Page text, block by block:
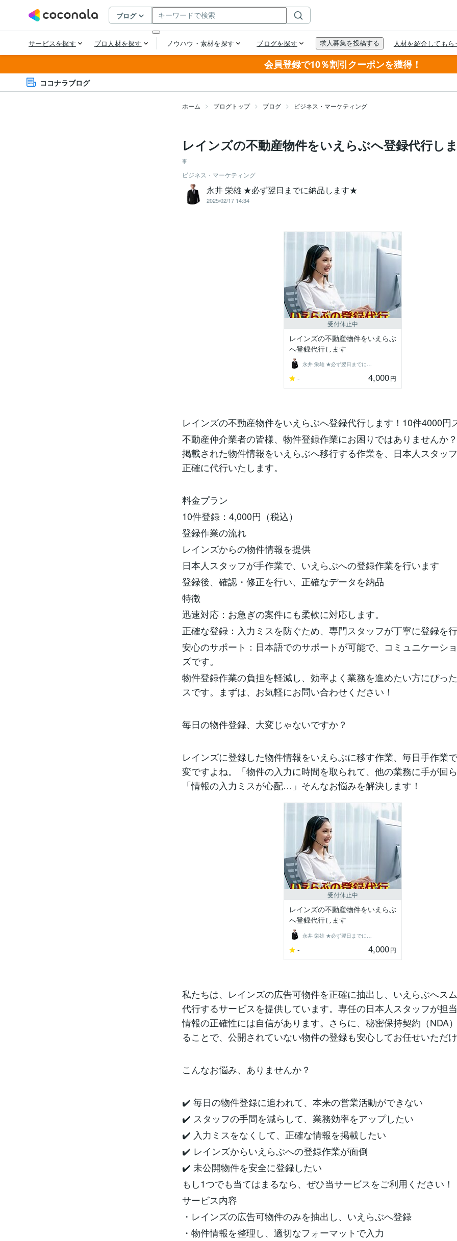
会員登録で10％割引クーポンを獲得！
ココナラブログ
ホーム ブログトップ ブログ ビジネス・マーケティング
レインズの不動産物件をいえらぶへ登録代行し
事
ビジネス・マーケティング
永井 栄雄 ★必ず翌日までに納品します★
2025/02/17 14:34
受付休止中
レインズの不動産物件をいえらぶ
へ登録代行します
永井 栄雄 ★必ず翌日までに納品します★
- 4,000円
レインズの不動産物件をいえらぶへ登録代行します！10件4000円
不動産仲介業者の皆様、物件登録作業にお困りではありませんか
掲載された物件情報をいえらぶへ移行する作業を、日本人スタッ
正確に代行いたします。
料金プラン
10件登録：4,000円（税込）
登録作業の流れ
レインズからの物件情報を提供
日本人スタッフが手作業で、いえらぶへの登録作業を行います
登録後、確認・修正を行い、正確なデータを納品
特徴
迅速対応：お急ぎの案件にも柔軟に対応します。
正確な登録：入力ミスを防ぐため、専門スタッフが丁寧に登録を行
安心のサポート：日本語でのサポートが可能で、コミュニケーシ
ズです。
物件登録作業の負担を軽減し、効率よく業務を進めたい方にぴっ
スです。まずは、お気軽にお問い合わせください！
毎日の物件登録、大変じゃないですか？
レインズに登録した物件情報をいえらぶに移す作業、毎日手作業
変ですよね。「物件の入力に時間を取られて、他の業務に手が回
「情報の入力ミスが心配…」そんなお悩みを解決します！
受付休止中
レインズの不動産物件をいえらぶ
へ登録代行します
- 4,000円
私たちは、レインズの広告可物件を正確に抽出し、いえらぶへス
代行するサービスを提供しています。専任の日本人スタッフが担当
情報の正確性には自信があります。さらに、秘密保持契約（NDA
ることで、公開されていない物件の登録も安心してお任せいただけ
こんなお悩み、ありませんか？
✔️ 毎日の物件登録に追われて、本来の営業活動ができない
✔️ スタッフの手間を減らして、業務効率をアップしたい
✔️ 入力ミスをなくして、正確な情報を掲載したい
✔️ レインズからいえらぶへの登録作業が面倒
✔️ 未公開物件を安全に登録したい
もし1つでも当てはまるなら、ぜひ当サービスをご利用ください！
サービス内容
・レインズの広告可物件のみを抽出し、いえらぶへ登録
・物件情報を整理し、適切なフォーマットで入力